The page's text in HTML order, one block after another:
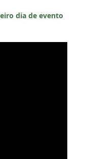
dia de evento